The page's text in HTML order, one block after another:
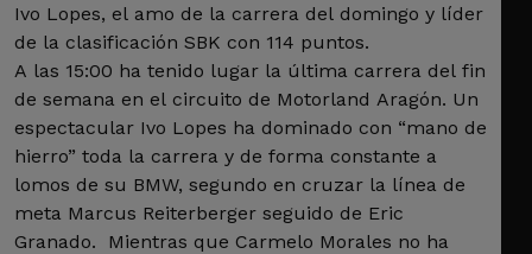
Ivo Lopes, el amo de la carrera del domingo y líder
de la clasificación SBK con 114 puntos.
A las 15:00 ha tenido lugar la última carrera del fin
de semana en el circuito de Motorland Aragón. Un
espectacular Ivo Lopes ha dominado con “mano de
hierro” toda la carrera y de forma constante a
lomos de su BMW, segundo en cruzar la línea de
meta Marcus Reiterberger seguido de Eric
Granado. Mientras que Carmelo Morales no ha